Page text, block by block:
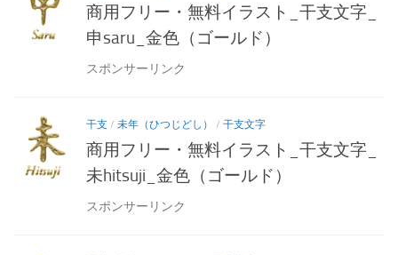
商用フリー・無料イラスト_干支文字_
申saru_金色（ゴールド）
スポンサーリンク
干支 / 未年（ひつじどし） / 干支文字
商用フリー・無料イラスト_干支文字_
未hitsuji_金色（ゴールド）
スポンサーリンク